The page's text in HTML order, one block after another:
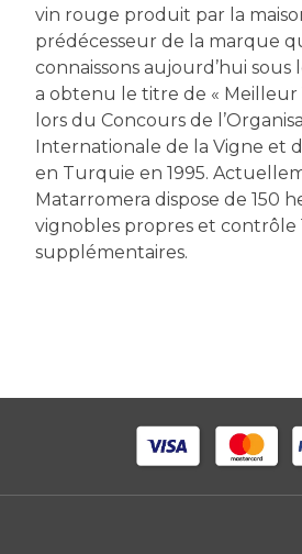
vin rouge produit par la
prédécesseur de la marque
connaissons aujourd’hui sous
a obtenu le titre de « Meilleur
lors du Concours de
Internationale de la Vigne et
en Turquie en 1995.
Matarromera dispose de 150
vignobles propres et contrôle
supplémentaires.